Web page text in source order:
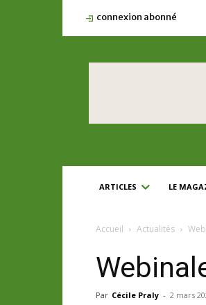
connexion abonné
ARTICLES LE
Accueil Actualités
Par Cécile Praly - 2 mars